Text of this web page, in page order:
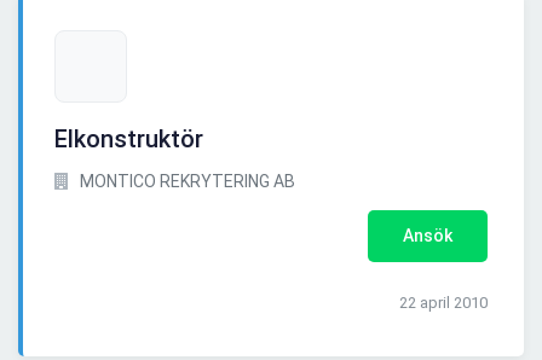
Elkonstruktör
MONTICO REKRYTERING AB
Ansök
22 april 2010